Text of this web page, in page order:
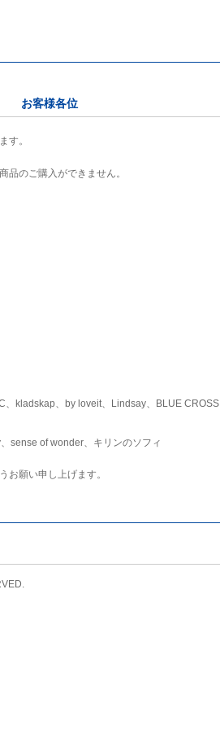
お客様各位
す。
品のご購入ができません。
kladskap、by loveit、Lindsay、BLUE CROSS
sense of wonder、キリンのソフィ
お願い申し上げます。